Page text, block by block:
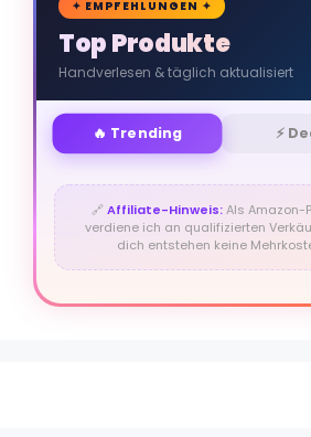
✦ EMPFEHLUNGEN ✦
Top Produkte
Handverlesen & täglich aktualisiert
🔥 Trending ⚡
🔗Affiliate-Hinweis:Als Amazon-
verdiene ich an qualifizierten
dich entstehen keine